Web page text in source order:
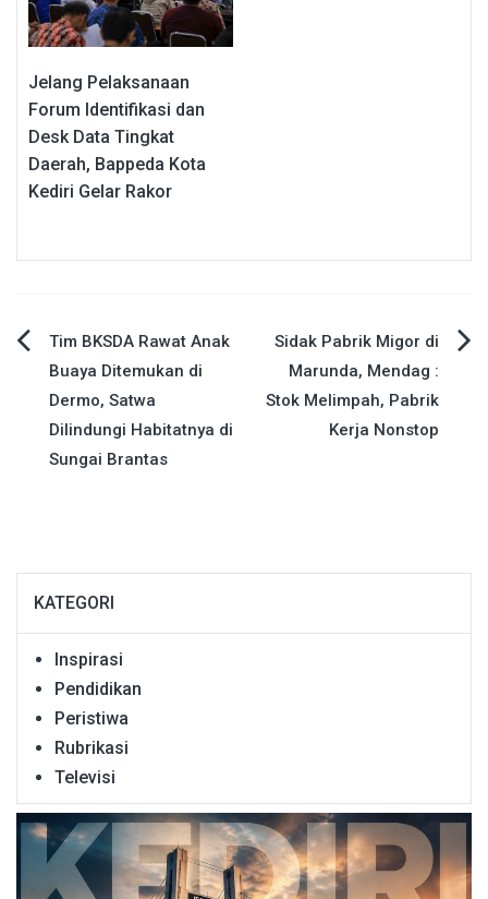
Jelang Pelaksanaan
Forum Identifikasi dan
Desk Data Tingkat
Daerah, Bappeda Kota
Kediri Gelar Rakor
Navigasi
pos
Tim BKSDA Rawat Anak
Buaya Ditemukan di
Dermo, Satwa
Dilindungi Habitatnya di
Sungai Brantas
Sidak Pabrik Migor di
Marunda, Mendag :
Stok Melimpah, Pabrik
Kerja Nonstop
KATEGORI
Inspirasi
Pendidikan
Peristiwa
Rubrikasi
Televisi